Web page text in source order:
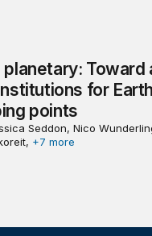
Toward
for Earth
points
Seddon, Nico
+7 more